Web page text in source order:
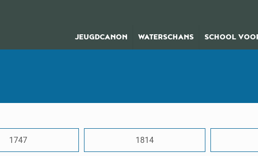
JEUGDCANON WATERSCHANS SCHOOL
1747 1814